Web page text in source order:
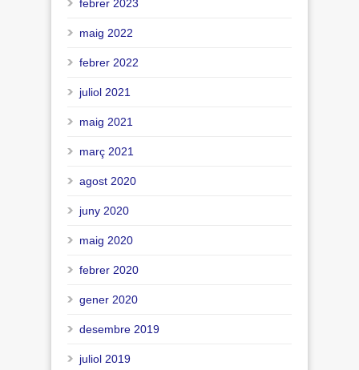
febrer 2023
maig 2022
febrer 2022
juliol 2021
maig 2021
març 2021
agost 2020
juny 2020
maig 2020
febrer 2020
gener 2020
desembre 2019
juliol 2019